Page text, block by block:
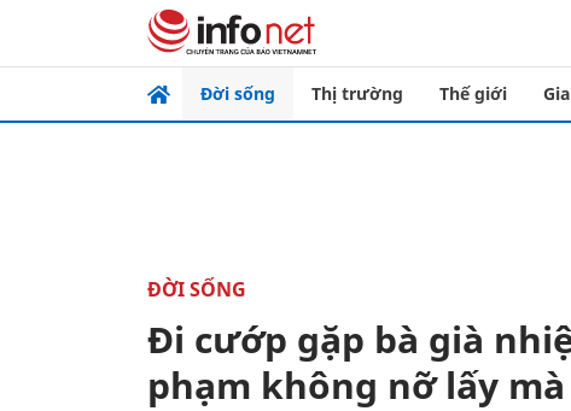
Đời sống Thị trường Thế giới
ĐỜI SỐNG
Đi cướp gặp bà già
phạm không nỡ lấy